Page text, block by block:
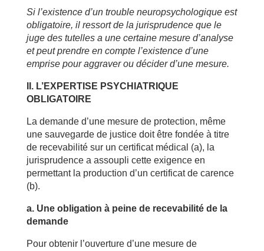
Si l’existence d’un trouble neuropsychologique est
obligatoire, il ressort de la jurisprudence que le
juge des tutelles a une certaine mesure d’analyse
et peut prendre en compte l’existence d’une
emprise pour aggraver ou décider d’une mesure.
II. L’EXPERTISE PSYCHIATRIQUE
OBLIGATOIRE
La demande d’une mesure de protection, même
une sauvegarde de justice doit être fondée à titre
de recevabilité sur un certificat médical (a), la
jurisprudence a assoupli cette exigence en
permettant la production d’un certificat de carence
(b).
a. Une obligation à peine de recevabilité de la
demande
Pour obtenir l’ouverture d’une mesure de